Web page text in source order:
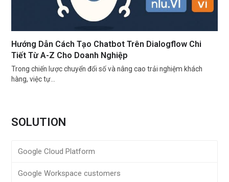
Hướng Dẫn Cách Tạo Chatbot Trên Dialogflow Chi
Tiết Từ A-Z Cho Doanh Nghiệp
Trong chiến lược chuyển đổi số và nâng cao trải nghiệm khách
hàng, việc tự…
SOLUTION
Google Cloud Platform
Google Workspace customers